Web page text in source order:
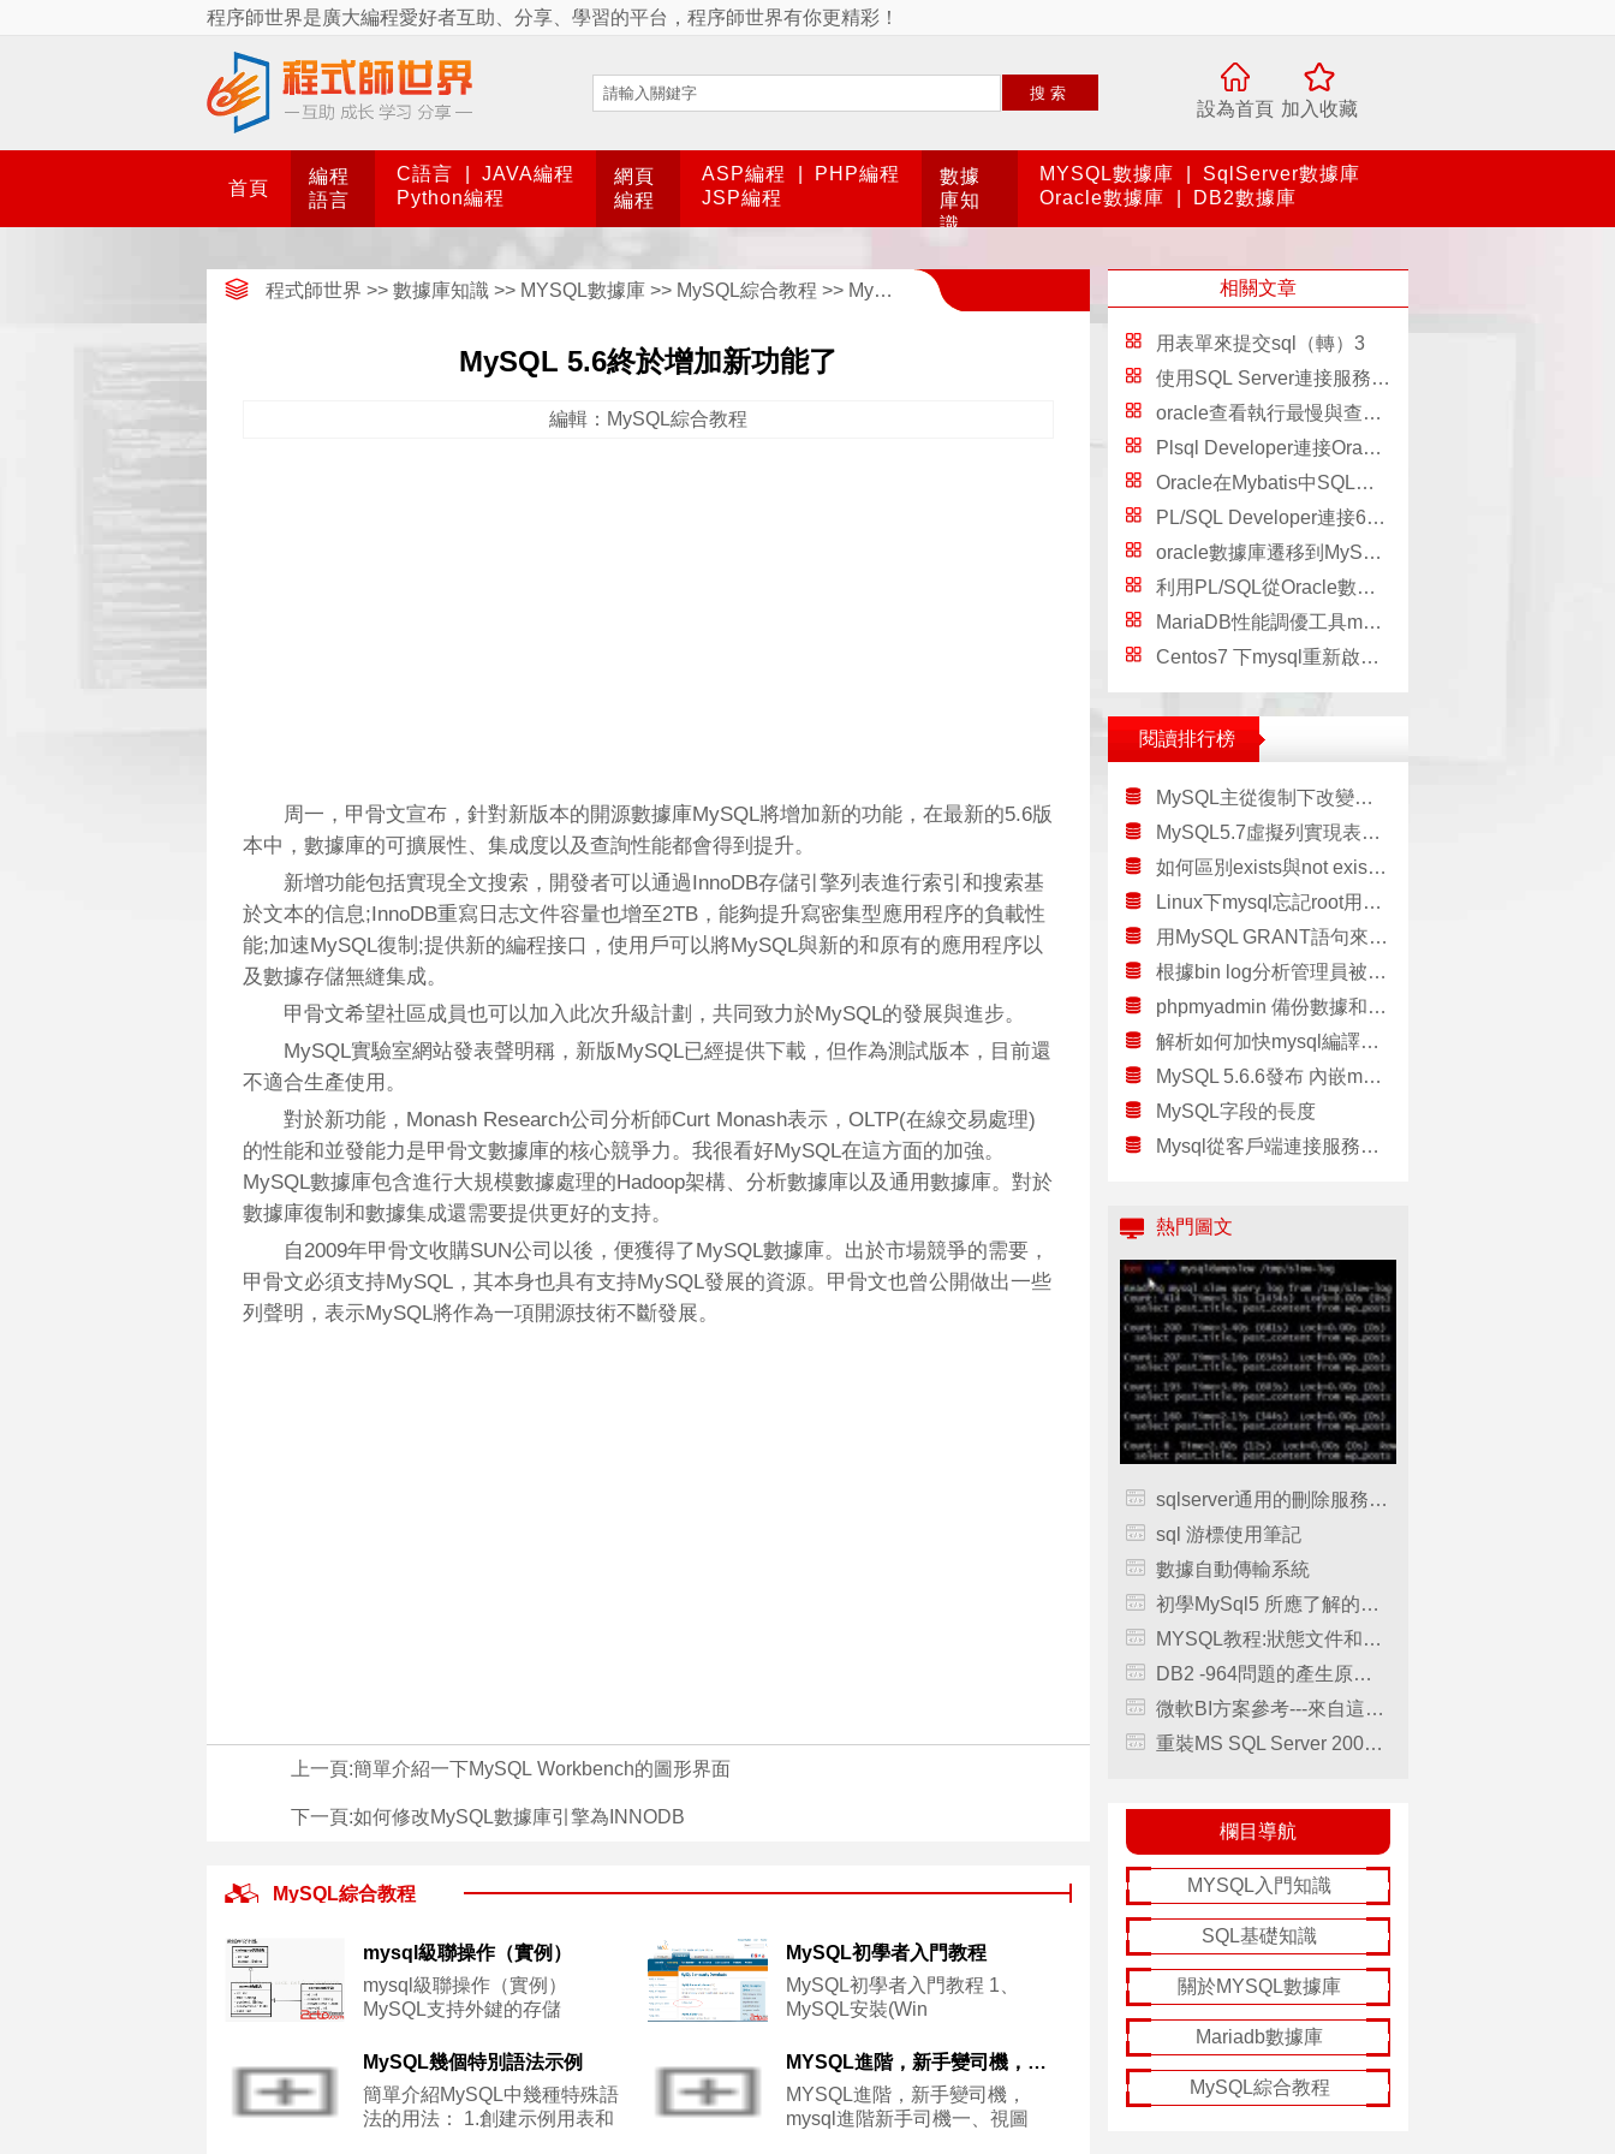
程序師世界是廣大編程愛好者互助、分享、學習的平台，程序師世界有你更精彩！
搜索
設為首頁 加入收藏
首頁
編程
語言
C語言
JAVA編程
Python編程
網頁
編程
ASP編程
PHP編程
JSP編程
數據
庫知
識
MYSQL數據庫
SqlServer數據庫
Oracle數據庫
DB2數據庫
程式師世界 >> 數據庫知識 >> MYSQL數據庫 >> MySQL綜合教程 >> MySQL 5.6終於增加新功能了
MySQL 5.6終於增加新功能了
編輯：MySQL綜合教程
周一，甲骨文宣布，針對新版本的開源數據庫MySQL將增加新的功能，在最新的5.6版
本中，數據庫的可擴展性、集成度以及查詢性能都會得到提升。
新增功能包括實現全文搜索，開發者可以通過InnoDB存儲引擎列表進行索引和搜索基
於文本的信息;InnoDB重寫日志文件容量也增至2TB，能夠提升寫密集型應用程序的負載性
能;加速MySQL復制;提供新的編程接口，使用戶可以將MySQL與新的和原有的應用程序以
及數據存儲無縫集成。
甲骨文希望社區成員也可以加入此次升級計劃，共同致力於MySQL的發展與進步。
MySQL實驗室網站發表聲明稱，新版MySQL已經提供下載，但作為測試版本，目前還
不適合生產使用。
對於新功能，Monash Research公司分析師Curt Monash表示，OLTP(在線交易處理)
的性能和並發能力是甲骨文數據庫的核心競爭力。我很看好MySQL在這方面的加強。
MySQL數據庫包含進行大規模數據處理的Hadoop架構、分析數據庫以及通用數據庫。對於
數據庫復制和數據集成還需要提供更好的支持。
自2009年甲骨文收購SUN公司以後，便獲得了MySQL數據庫。出於市場競爭的需要，
甲骨文必須支持MySQL，其本身也具有支持MySQL發展的資源。甲骨文也曾公開做出一些
列聲明，表示MySQL將作為一項開源技術不斷發展。
上一頁:簡單介紹一下MySQL Workbench的圖形界面
下一頁:如何修改MySQL數據庫引擎為INNODB
MySQL綜合教程
mysql級聯操作（實例）
mysql級聯操作（實例）
MySQL支持外鍵的存儲
MySQL初學者入門教程
MySQL初學者入門教程 1、
MySQL安裝(Win
MySQL幾個特別語法示例
簡單介紹MySQL中幾種特殊語
法的用法： 1.創建示例用表和
MYSQL進階，新手變司機，mysql進階新手司機
MYSQL進階，新手變司機，
mysql進階新手司機一、視圖
相關文章
用表單來提交sql（轉）3
使用SQL Server連接服務器訪問DB2 Server
oracle查看執行最慢與查詢次數最多的sql語句
Plsql Developer連接Oracle時出現Could not initialize oci.dll解決方案
Oracle在Mybatis中SQL語句的配置方法
PL/SQL Developer連接64位的Oracle圖文教程
oracle數據庫遷移到MySQL的方法總結
利用PL/SQL從Oracle數據庫導出和導入數據
MariaDB性能調優工具mytop的使用詳解
Centos7 下mysql重新啟動MariaDB篇
閱讀排行榜
MySQL主從復制下改變主服務器IP配置過程
MySQL5.7虛擬列實現表達式索引
如何區別exists與not exists?，區別existsnot
Linux下mysql忘記root用戶密碼
用MySQL GRANT語句來增添新用戶實操
根據bin log分析管理員被莫名刪除問題
phpmyadmin 備份數據和恢復數據的方法
解析如何加快mysql編譯的速度
MySQL 5.6.6發布 內嵌memcached支持
MySQL字段的長度
Mysql從客戶端連接服務器連不上的問題
熱門圖文
sqlserver通用的刪除服務器上的所有相同後綴的臨時表
sql 游標使用筆記
數據自動傳輸系統
初學MySql5 所應了解的知識和常見問題
MYSQL教程:狀態文件和日志文件
DB2 -964問題的產生原因與破解方案
微軟BI方案參考---來自這些年的工作經驗
重裝MS SQL Server 2000前必須徹底刪除原安裝文件的方法
欄目導航
MYSQL入門知識
SQL基礎知識
關於MYSQL數據庫
Mariadb數據庫
MySQL綜合教程